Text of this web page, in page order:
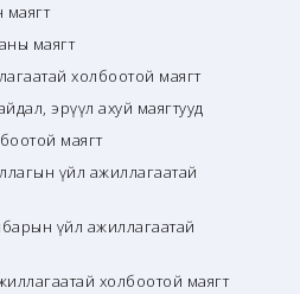
маягт
маягт
холбоотой маягт
эрүүл ахуй маягтууд
маягт
үйл ажиллагаатай
үйл ажиллагаатай
холбоотой маягт